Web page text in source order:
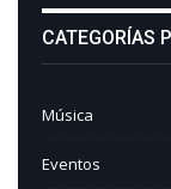
CATEGORÍAS
Música
Eventos